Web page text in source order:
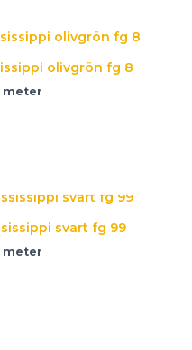
olivgrön fg 8
meter
svart fg 99
meter